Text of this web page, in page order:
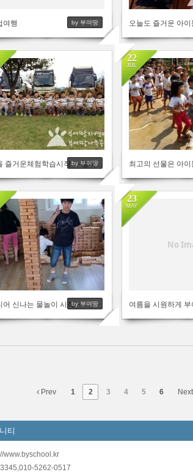
여행 by 부여땅 오늘도 즐거운 아이
가을 즐거운체험학습시작 ~~행복어린이집,행복유치원,혜정어린이집,송간,백강,대왕병설유치원,예그리나어린이집,온양온천병설유치원친구들
by 부여땅
2954
최고의 선물은 아
22
JUL
2921
어 신나는 물놀이 시작~~by 부여땅
2923
No
23
MAY
Prev 1 2 3 4 5 6 Next
티
www.byschool.kr
5262-0517